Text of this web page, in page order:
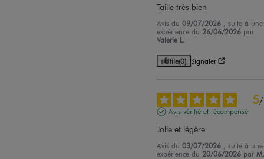
Taille très bien
Avis du09/07/2026
, suite à une
expérience du 26/06/2026 par
Valerie L.
Utile(0) Signaler
5/
Avis vérifié et récompensé
Jolie et légère
Avis du03/07/2026
, suite à une
expérience du 20/06/2026 par